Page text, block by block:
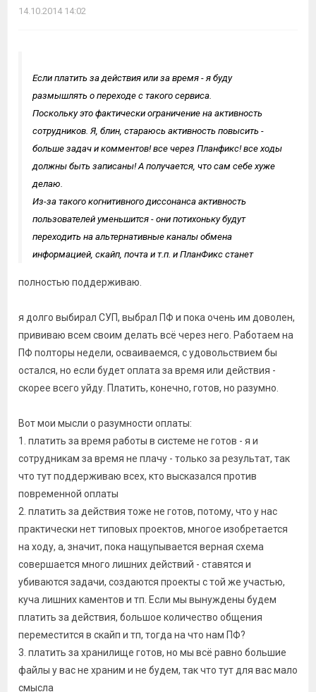
14.10.2014 14:02
Если платить за действия или за время - я буду
размышлять о переходе с такого сервиса.
Поскольку это фактически ограничение на активность
сотрудников. Я, блин, стараюсь активность повысить -
больше задач и комментов! все через Планфикс! все ходы
должны быть записаны! А получается, что сам себе хуже
делаю.
Из-за такого когнитивного диссонанса активность
пользователей уменьшится - они потихоньку будут
переходить на альтернативные каналы обмена
информацией, скайп, почта и т.п. и ПланФикс станет
полностью поддерживаю.
я долго выбирал СУП, выбрал ПФ и пока очень им доволен,
прививаю всем своим делать всё через него. Работаем на
ПФ полторы недели, осваиваемся, с удовольствием бы
остался, но если будет оплата за время или действия -
скорее всего уйду. Платить, конечно, готов, но разумно.
Вот мои мысли о разумности оплаты:
1. платить за время работы в системе не готов - я и
сотрудникам за время не плачу - только за результат, так
что тут поддерживаю всех, кто высказался против
повременной оплаты
2. платить за действия тоже не готов, потому, что у нас
практически нет типовых проектов, многое изобретается
на ходу, а, значит, пока нащупывается верная схема
совершается много лишних действий - ставятся и
убиваются задачи, создаются проекты с той же участью,
куча лишних каментов и тп. Если мы вынуждены будем
платить за действия, большое количество общения
переместится в скайп и тп, тогда на что нам ПФ?
3. платить за хранилище готов, но мы всё равно большие
файлы у вас не храним и не будем, так что тут для вас мало
смысла